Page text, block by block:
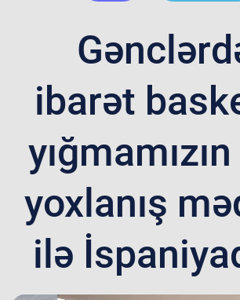
ibarət
yoxlanış
ilə